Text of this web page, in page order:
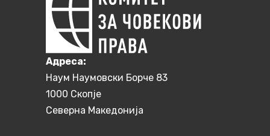
Aдреса:
Наум Наумовски Борче 83
1000 Скопје
Северна Македонија